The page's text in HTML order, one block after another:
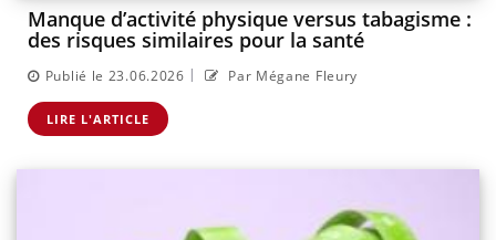
Manque d’activité physique versus tabagisme :
des risques similaires pour la santé
Publié le 23.06.2026 | Par Mégane Fleury
LIRE L'ARTICLE